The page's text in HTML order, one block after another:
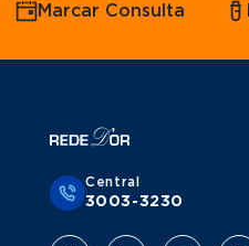
Marcar Consulta
Central
3003-3230